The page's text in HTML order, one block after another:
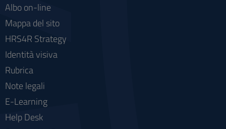
Albo on-line
Mappa del sito
HRS4R Strategy
Identità visiva
Rubrica
Note legali
E-Learning
Help Desk